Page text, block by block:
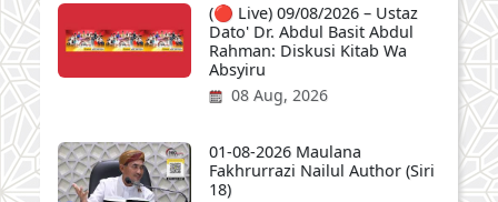
(🔴 Live) 09/08/2026 – Ustaz
Dato' Dr. Abdul Basit Abdul
Rahman: Diskusi Kitab Wa
Absyiru
08 Aug, 2026
01-08-2026 Maulana
Fakhrurrazi Nailul Author (Siri
18)